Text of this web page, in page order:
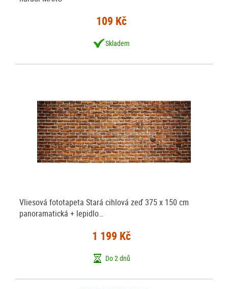
109 Kč
Skladem
Vliesová fototapeta Stará cihlová zeď 375 x 150 cm
panoramatická + lepidlo…
1 199 Kč
Do 2 dnů